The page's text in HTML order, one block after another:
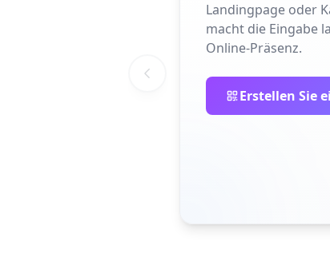
Landingpage oder
macht die Eingabe
Online-Präsenz.
Erstellen Sie